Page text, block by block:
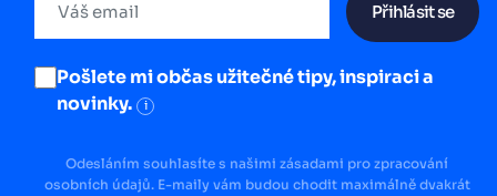
Přihlásit se
Pošlete mi občas užitečné tipy, inspiraci a
novinky.
i
Odesláním souhlasíte s našimi zásadami pro zpracování
osobních údajů. E-maily vám budou chodit maximálně dvakrát